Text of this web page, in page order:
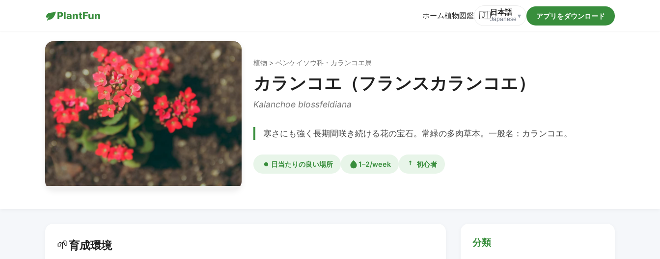
PlantFun ホーム植物図鑑 🇯🇵日本語
Japanese ▾ アプリをダウンロード
植物 > ベンケイソウ科・カランコエ属
カランコエ（フランスカランコエ）
Kalanchoe blossfeldiana
寒さにも強く長期間咲き続ける花の宝石。常緑の多肉草本。一般名：カランコエ。
日当たりの良い場所 1–2/week 初心者
🌱育成環境 分類